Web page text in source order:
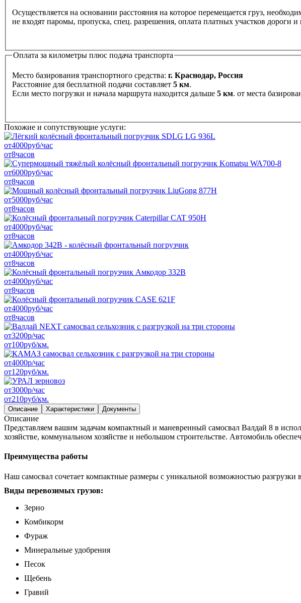
Осуществляется на основании расстояния на которое перемещается груз,
не входят паромы, пропуска, спец. разрешения, оплата платных участков дороги
Оплата за километры плюс подача транспорта
Место базирования транспортного средства: г. Краснодар, Россия
Расстояние для бесплатной подачи составляет 5 км.
Если место погрузки и начала маршрута находится дальше 5 км. от места
Похожие и сопутствующие услуги:
от4000руб/час
от8часов
от6000руб/час
от8часов
от5000руб/час
от8часов
от4000руб/час
от8часов
от4000руб/час
от8часов
от4000руб/час
от8часов
от4000руб/час
от8часов
от3200р/час
от100руб/км.
от4000р/час
от120руб/км.
от3000р/час
от210руб/км.
Описание Характеристики Документы
Описание
Представляем вашим задачам компактный и маневренный самосвал Валдай 8 в
хозяйстве, коммунальном хозяйстве и небольшом строительстве. Автомобиль
Преимущества работы
Наш самосвал сочетает компактные размеры с уникальной возможностью
Виды перевозимых грузов:
Зерно
Комбикорм
Фураж
Минеральные удобрения
Песок
Щебень
Гравий